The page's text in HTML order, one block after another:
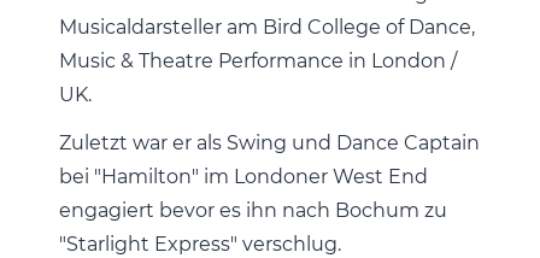
Musicaldarsteller am Bird College of Dance,
Music & Theatre Performance in London /
UK.
Zuletzt war er als Swing und Dance Captain
bei "Hamilton" im Londoner West End
engagiert bevor es ihn nach Bochum zu
"Starlight Express" verschlug.